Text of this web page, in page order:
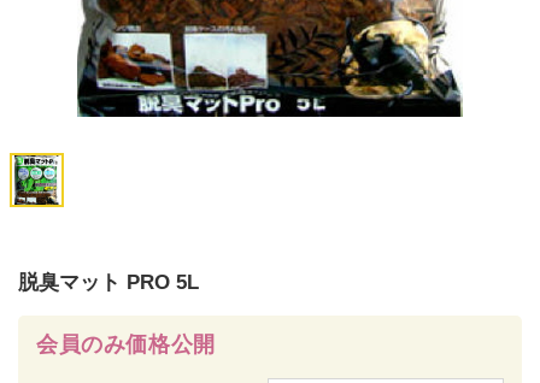
脱臭マット PRO 5L
会員のみ価格公開